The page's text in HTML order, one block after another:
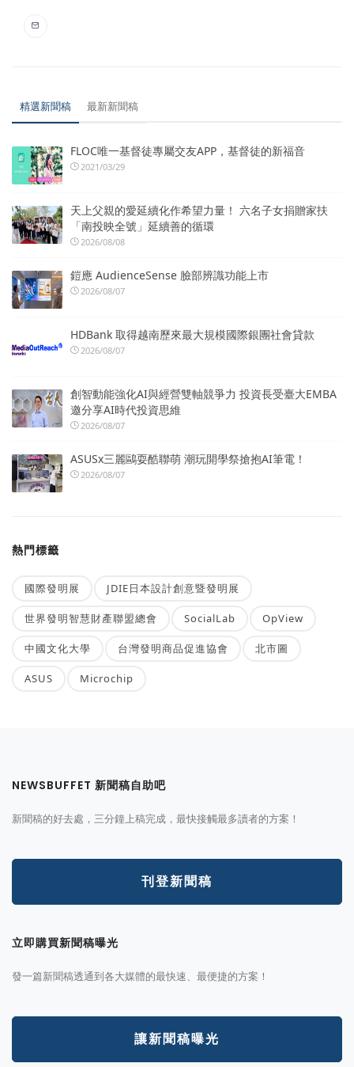
精選新聞稿 最新新聞稿
FLOC唯一基督徒專屬交友APP，基督徒的新福音
2021/03/29
天上父親的愛延續化作希望力量！ 六名子女捐贈家扶
「南投映全號」延續善的循環
2026/08/08
鎧應 AudienceSense 臉部辨識功能上市
2026/08/07
HDBank 取得越南歷來最大規模國際銀團社會貸款
2026/08/07
創智動能強化AI與經營雙軸競爭力 投資長受臺大EMBA
邀分享AI時代投資思維
2026/08/07
ASUSx三麗鷗耍酷聯萌 潮玩開學祭搶抱AI筆電！
2026/08/07
熱門標籤
國際發明展 JDIE日本設計創意暨發明展
世界發明智慧財產聯盟總會 SocialLab OpView
中國文化大學 台灣發明商品促進協會 北市圖
ASUS Microchip
NEWSBUFFET 新聞稿自助吧
新聞稿的好去處，三分鐘上稿完成，最快接觸最多讀者的方案！
刊登新聞稿
立即購買新聞稿曝光
發一篇新聞稿透通到各大媒體的最快速、最便捷的方案！
讓新聞稿曝光